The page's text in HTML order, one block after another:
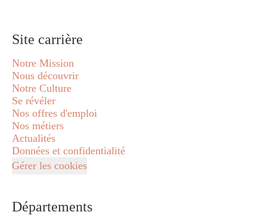
Site carrière
Notre Mission
Nous découvrir
Notre Culture
Se révéler
Nos offres d'emploi
Nos métiers
Actualités
Données et confidentialité
Gérer les cookies
Départements